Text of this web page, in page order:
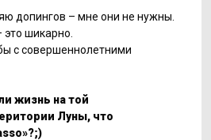
допингов – мне они не нужны.
шикарно.
с совершеннолетними
жизнь на той
Луны, что